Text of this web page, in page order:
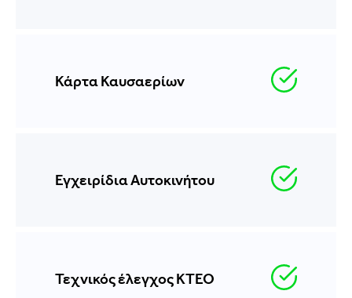
Κάρτα Καυσαερίων
Εγχειρίδια Αυτοκινήτου
Τεχνικός έλεγχος ΚΤΕΟ